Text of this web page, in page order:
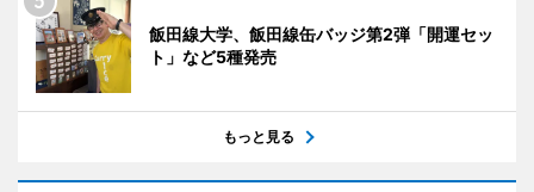
飯田線大学、飯田線缶バッジ第2弾「開運セッ
ト」など5種発売
もっと見る